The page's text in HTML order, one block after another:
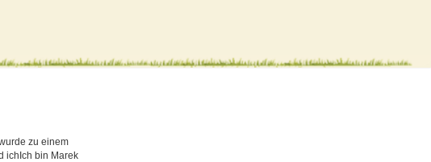
zu einem
ichIch bin Marek